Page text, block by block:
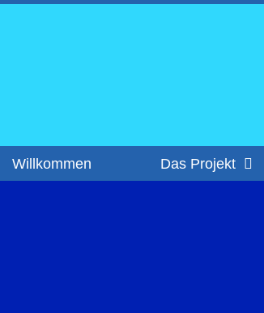
Zum
Willkommen Das Projekt